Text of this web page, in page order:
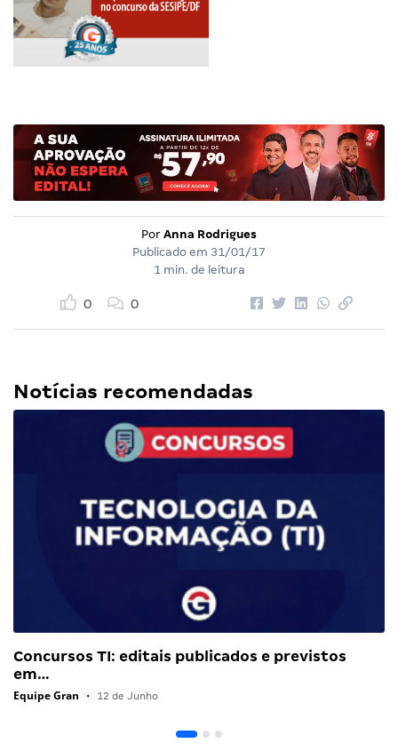
Por Anna Rodrigues
Publicado em 31/01/17
1 min. de leitura
0 0
Notícias recomendadas
Concursos TI: editais publicados e previstos
em…
Equipe Gran • 12 de Junho